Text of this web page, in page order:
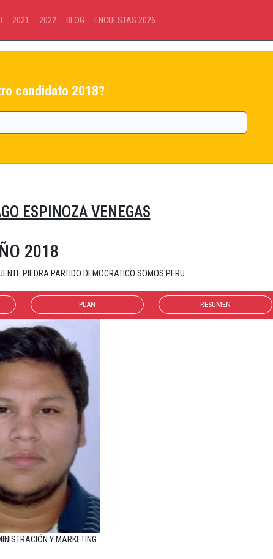
2021 2022 BLOG ENCUESTAS 2026
candidato 2018?
ESPINOZA VENEGAS
2018
PIEDRA PARTIDO DEMOCRATICO SOMOS PERU
PLAN RESUMEN
Y MARKETING